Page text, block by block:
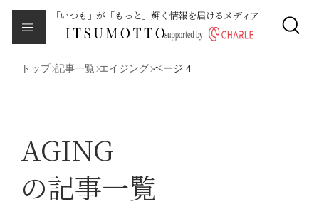
「いつも」が「もっと」輝く情報を届けるメディア
サイクルバランス
トップ 記事一覧 エイジング ページ 4
AGING
の記事一覧